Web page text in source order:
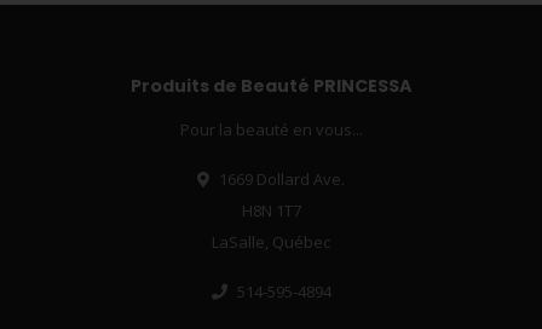
Produits de Beauté PRINCESSA
Pour la beauté en vous...
1669 Dollard Ave.
H8N 1T7
LaSalle, Québec
514-595-4894